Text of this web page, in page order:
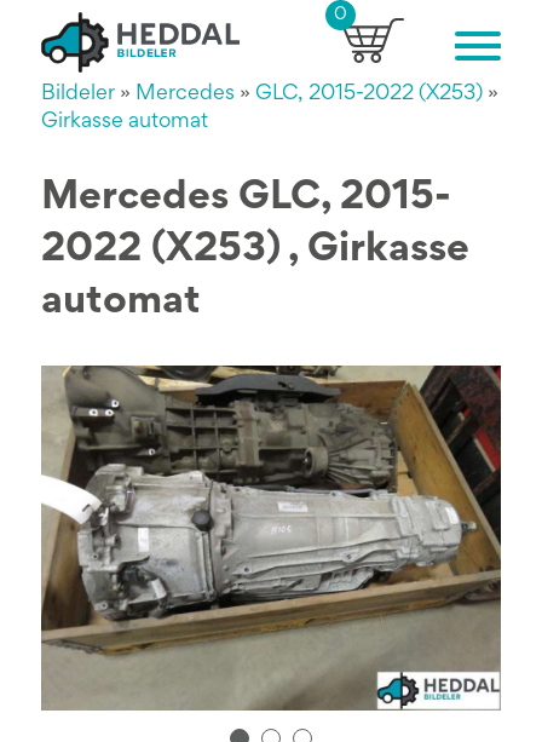
0
Bildeler » Mercedes » GLC, 2015-2022 (X253) »
Girkasse automat
Mercedes GLC, 2015-
2022 (X253) , Girkasse
automat